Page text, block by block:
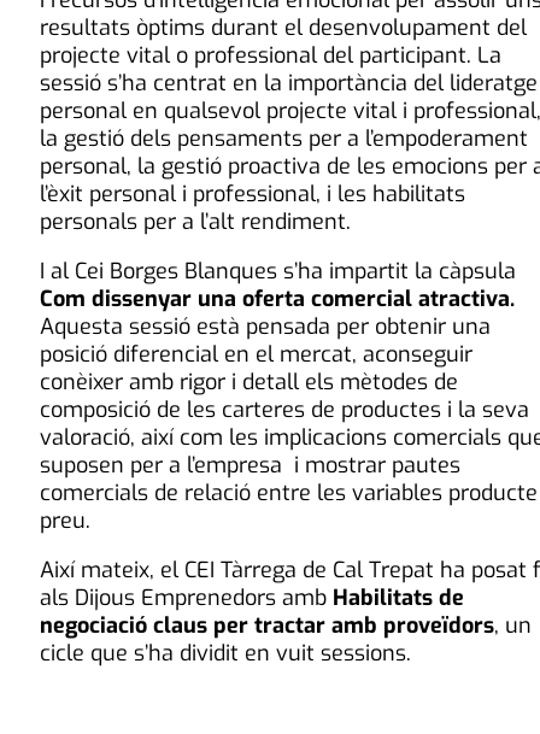
resultats òptims durant el desenvolupament del
projecte vital o professional del participant. La
sessió s’ha centrat en la importància del lideratge
personal en qualsevol projecte vital i professional,
la gestió dels pensaments per a l’empoderament
personal, la gestió proactiva de les emocions per
l’èxit personal i professional, i les habilitats
personals per a l’alt rendiment.
I al Cei Borges Blanques s’ha impartit la càpsula
Com dissenyar una oferta comercial atractiva.
Aquesta sessió està pensada per obtenir una
posició diferencial en el mercat, aconseguir
conèixer amb rigor i detall els mètodes de
composició de les carteres de productes i la seva
valoració, així com les implicacions comercials
suposen per a l’empresa i mostrar pautes
comercials de relació entre les variables
preu.
Així mateix, el CEI Tàrrega de Cal Trepat ha posat
als Dijous Emprenedors amb Habilitats de
negociació claus per tractar amb proveïdors, un
cicle que s’ha dividit en vuit sessions.